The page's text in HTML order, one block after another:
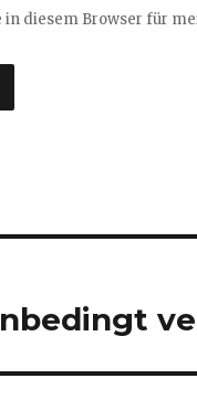
in diesem Browser für